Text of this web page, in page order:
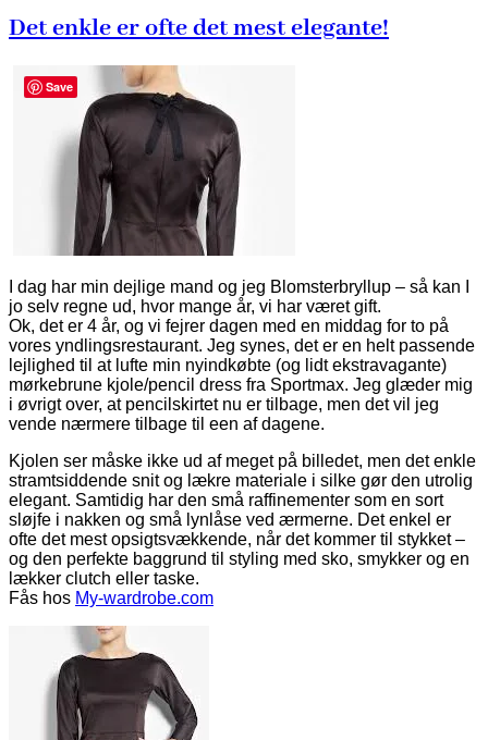
Det enkle er ofte det mest elegante!
I dag har min dejlige mand og jeg Blomsterbryllup – så kan I
jo selv regne ud, hvor mange år, vi har været gift.
Ok, det er 4 år, og vi fejrer dagen med en middag for to på
vores yndlingsrestaurant. Jeg synes, det er en helt passende
lejlighed til at lufte min nyindkøbte (og lidt ekstravagante)
mørkebrune kjole/pencil dress fra Sportmax. Jeg glæder mig
i øvrigt over, at pencilskirtet nu er tilbage, men det vil jeg
vende nærmere tilbage til een af dagene.
Kjolen ser måske ikke ud af meget på billedet, men det enkle
stramtsiddende snit og lækre materiale i silke gør den utrolig
elegant. Samtidig har den små raffinementer som en sort
sløjfe i nakken og små lynlåse ved ærmerne. Det enkel er
ofte det mest opsigtsvækkende, når det kommer til stykket –
og den perfekte baggrund til styling med sko, smykker og en
lækker clutch eller taske.
Fås hos My-wardrobe.com
Save